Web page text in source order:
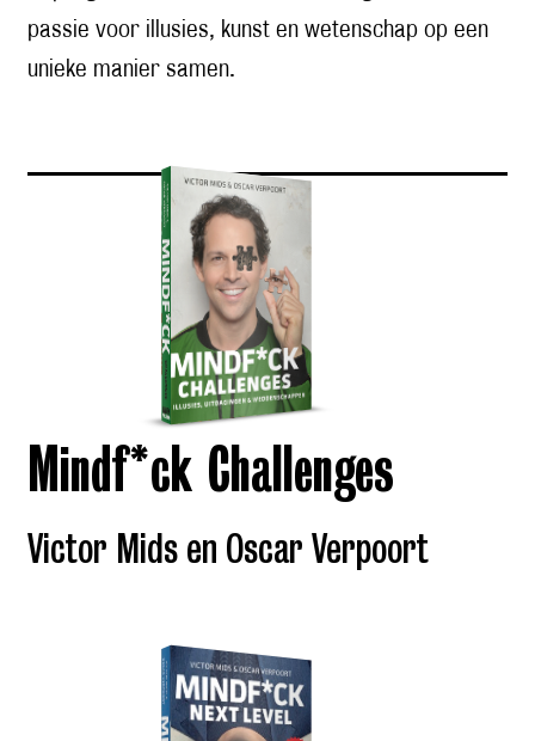
passie voor illusies, kunst en wetenschap op een
unieke manier samen.
Mindf*ck Challenges
Victor Mids en Oscar Verpoort